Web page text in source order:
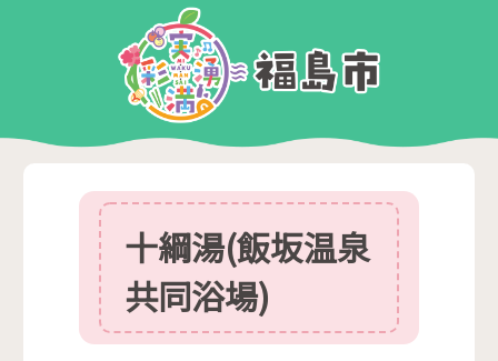
十綱湯(飯坂温泉
共同浴場)